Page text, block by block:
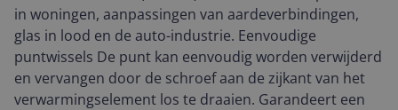
in woningen, aanpassingen van aardeverbindingen,
glas in lood en de auto-industrie. Eenvoudige
puntwissels De punt kan eenvoudig worden verwijderd
en vervangen door de schroef aan de zijkant van het
verwarmingselement los te draaien. Garandeert een